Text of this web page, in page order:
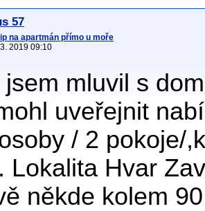
57
na apartmán přímo u moře
2019 09:10
mluvil s
uveřejnit
/ 2 pokoje/
Lokalita Hvar
někde kolem